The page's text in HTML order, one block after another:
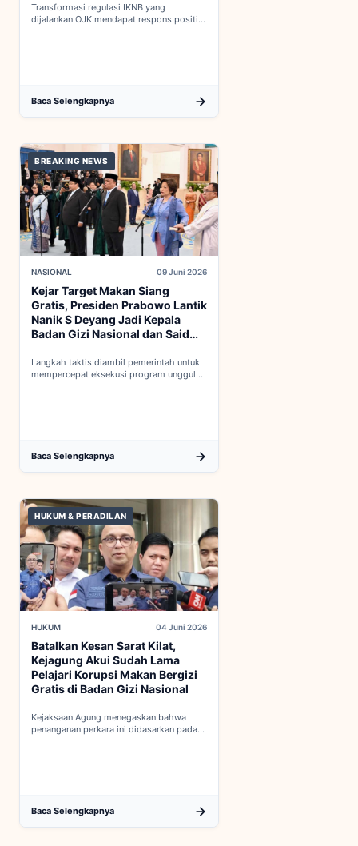
Transformasi regulasi IKNB yang
dijalankan OJK mendapat respons positif
Baca Selengkapnya
BREAKING NEWS
NASIONAL 09 Juni 2026
Kejar Target Makan Siang
Gratis, Presiden Prabowo Lantik
Nanik S Deyang Jadi Kepala
Badan Gizi Nasional dan Said
Langkah taktis diambil pemerintah untuk
mempercepat eksekusi program unggulan
Baca Selengkapnya
HUKUM & PERADILAN
HUKUM 04 Juni 2026
Batalkan Kesan Sarat Kilat,
Kejagung Akui Sudah Lama
Pelajari Korupsi Makan Bergizi
Gratis di Badan Gizi Nasional
Kejaksaan Agung menegaskan bahwa
penanganan perkara ini didasarkan pada
Baca Selengkapnya